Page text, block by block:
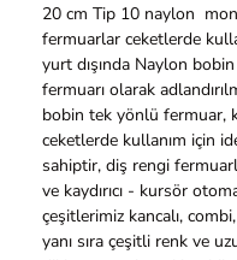
20 cm Tip 10 naylon
fermuarlar ceketlerde
yurt dışında Naylon
fermuarı olarak
bobin tek yönlü fermuar,
ceketlerde kullanım için
sahiptir, diş rengi
ve kaydırıcı - kursör
çeşitlerimiz kancalı,
yanı sıra çeşitli renk ve